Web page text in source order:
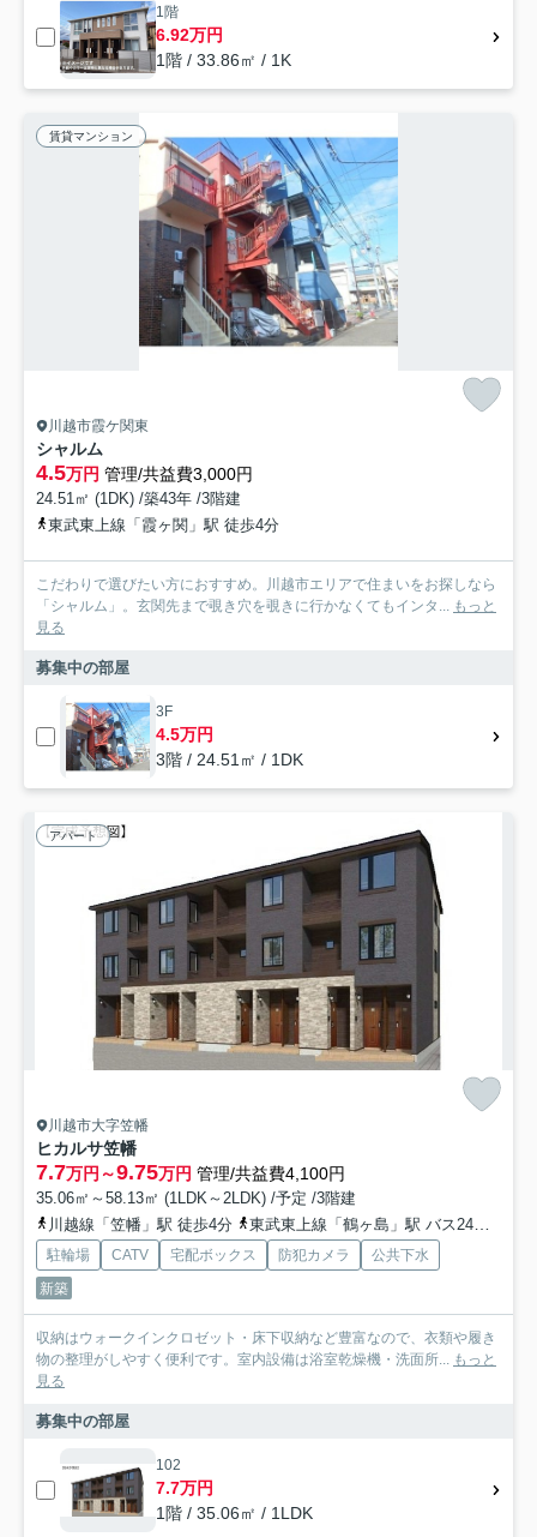
1階
6.92万円
1階 / 33.86㎡ / 1K
賃貸マンション
川越市霞ケ関東
シャルム
4.5万円 管理/共益費3,000円
24.51㎡ (1DK) /築43年 /3階建
東武東上線「霞ヶ関」駅 徒歩4分
こだわりで選びたい方におすすめ。川越市エリアで住まいをお探しなら
「シャルム」。玄関先まで覗き穴を覗きに行かなくてもインタ... もっと
見る
募集中の部屋
3F
4.5万円
3階 / 24.51㎡ / 1DK
アパート
川越市大字笠幡
ヒカルサ笠幡
7.7万円～9.75万円 管理/共益費4,100円
35.06㎡～58.13㎡ (1LDK～2LDK) /予定 /3階建
川越線「笠幡」駅 徒歩4分
東武東上線「鶴ヶ島」駅 バス24分 「笠幡駅（バス）」 停歩4分
駐輪場 CATV 宅配ボックス 防犯カメラ
公共下水
新築
収納はウォークインクロゼット・床下収納など豊富なので、衣類や履き
物の整理がしやすく便利です。室内設備は浴室乾燥機・洗面所... もっと
見る
募集中の部屋
102
7.7万円
1階 / 35.06㎡ / 1LDK